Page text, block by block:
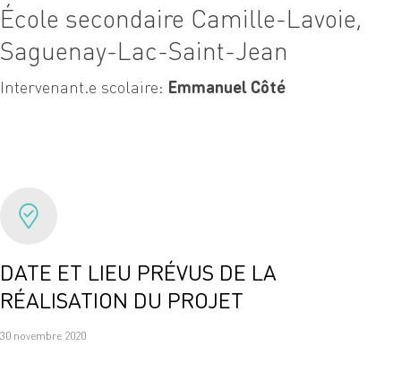
École secondaire Camille-Lavoie,
Saguenay-Lac-Saint-Jean
Intervenant.e scolaire: Emmanuel Côté
DATE ET LIEU PRÉVUS DE LA
RÉALISATION DU PROJET
30 novembre 2020